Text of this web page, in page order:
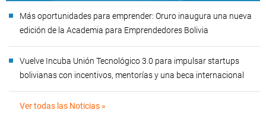
Más oportunidades para emprender: Oruro inaugura una nueva
edición de la Academia para Emprendedores Bolivia
Vuelve Incuba Unión Tecnológico 3.0 para impulsar startups
bolivianas con incentivos, mentorías y una beca internacional
Ver todas las Noticias »